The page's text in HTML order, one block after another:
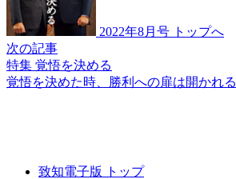
2022年8月号 トップへ
次の記事
特集 覚悟を決める
覚悟を決めた時、 勝利への扉は開かれる
致知電子版 トップ